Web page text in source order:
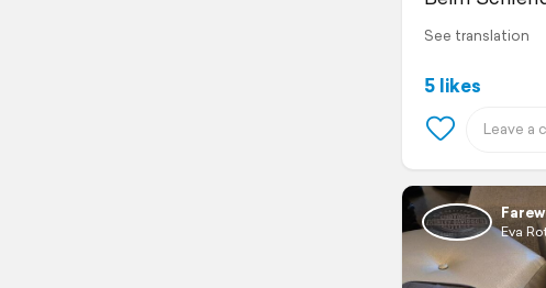
See translation
5 likes
Eva